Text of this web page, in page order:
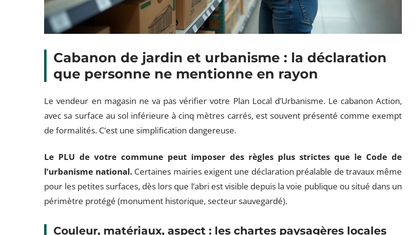
Cabanon de jardin et urbanisme : la déclaration
que personne ne mentionne en rayon
Le vendeur en magasin ne va pas vérifier votre Plan Local d’Urbanisme. Le cabanon Action,
avec sa surface au sol inférieure à cinq mètres carrés, est souvent présenté comme exempt
de formalités. C’est une simplification dangereuse.
Le PLU de votre commune peut imposer des règles plus strictes que le Code de
l’urbanisme national. Certaines mairies exigent une déclaration préalable de travaux même
pour les petites surfaces, dès lors que l’abri est visible depuis la voie publique ou situé dans un
périmètre protégé (monument historique, secteur sauvegardé).
Couleur, matériaux, aspect : les chartes paysagères locales